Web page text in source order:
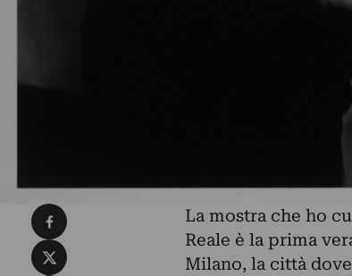
La mostra che ho
Reale è la prima
Milano, la città
Condividi su Facebook
Condividi su X